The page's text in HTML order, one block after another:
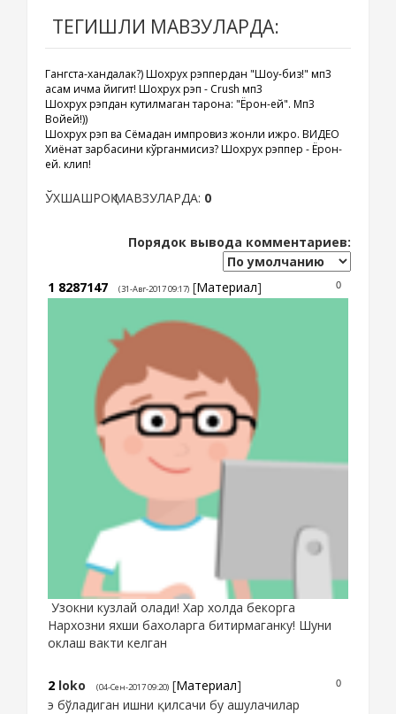
ТЕГИШЛИ МАВЗУЛАРДА:
Гангста-хандалак?) Шохрух рэппердан "Шоу-биз!" мп3
Қасам ичма йигит! Шохрух рэп - Crush мп3
Шохрух рэпдан кутилмаган тарона: "Ёрон-ей". Мп3
Войей!))
Шохрух рэп ва Сёмадан импровиз жонли ижро. ВИДЕО
Хиёнат зарбасини кўрганмисиз? Шохрух рэппер - Ёрон-
ей. клип!
ЎХШАШРОҚ МАВЗУЛАРДА: 0
Порядок вывода комментариев:
0
1 8287147 (31-Авг-2017 09:17) [Материал]
Узокни кузлай олади! Хар холда бекорга
Нархозни яхши бахоларга битирмаганку! Шуни
оклаш вакти келган
0
2 loko (04-Сен-2017 09:20) [Материал]
э бўладиган ишни қилсачи бу ашулачилар